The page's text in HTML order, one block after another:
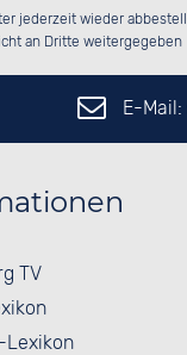
Bitte tragen Sie die Zahl
das nebenstehende Feld
jederzeit wieder
an Dritte weitergegeben
E-Mail:
TV
Lexikon